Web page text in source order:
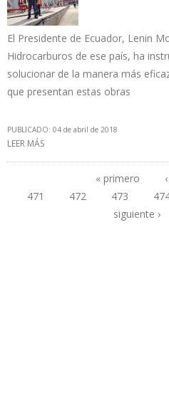
El Presidente de Ecuador, Lenin
Hidrocarburos de ese país, ha
solucionar de la manera más
que presentan estas obras
PUBLICADO: 04 de abril de 2018
LEER MÁS
Páginas
« primero
471
472 473
siguiente ›